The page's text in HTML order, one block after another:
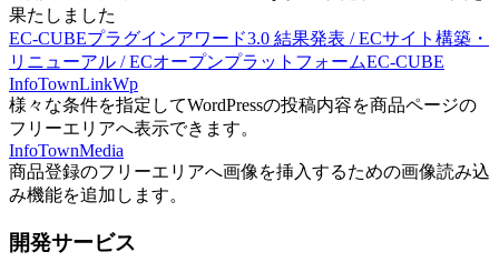
果たしました
EC-CUBEプラグインアワード3.0 結果発表 / ECサイト構築・
リニューアル / ECオープンプラットフォームEC-CUBE
InfoTownLinkWp
様々な条件を指定してWordPressの投稿内容を商品ページの
フリーエリアへ表示できます。
InfoTownMedia
商品登録のフリーエリアへ画像を挿入するための画像読み込
み機能を追加します。
開発サービス